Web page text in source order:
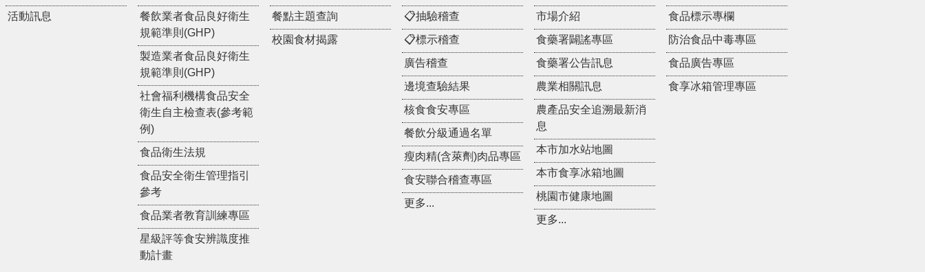
活動訊息
餐飲業者食品良好衛生
規範準則(GHP)
製造業者食品良好衛生
規範準則(GHP)
社會福利機構食品安全
衛生自主檢查表(參考範
例)
食品衛生法規
食品安全衛生管理指引
參考
食品業者教育訓練專區
星級評等食安辨識度推
動計畫
餐點主題查詢
校園食材揭露
📋抽驗稽查
📋標示稽查
廣告稽查
邊境查驗結果
核食食安專區
餐飲分級通過名單
瘦肉精(含萊劑)肉品專區
食安聯合稽查專區
更多...
市場介紹
食藥署闢謠專區
食藥署公告訊息
農業相關訊息
農產品安全追溯最新消
息
本市加水站地圖
本市食享冰箱地圖
桃園市健康地圖
更多...
食品標示專欄
防治食品中毒專區
食品廣告專區
食享冰箱管理專區